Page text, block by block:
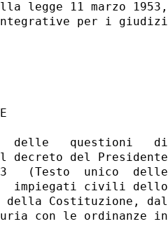
legge 11 marzo 1953,
per i giudizi
delle   questioni   di
del Presidente
(Testo  unico  delle
impiegati civili dello
Costituzione, dal
con le ordinanze in